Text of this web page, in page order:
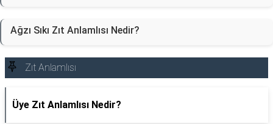
Ağzı Sıkı Zıt Anlamlısı Nedir?
Zıt Anlamlısı
Üye Zıt Anlamlısı Nedir?